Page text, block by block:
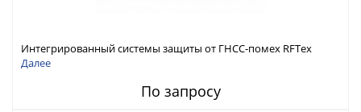
Интегрированный системы защиты от ГНСС-помех RFТех
ИСПП 8500
Далее
По запросу